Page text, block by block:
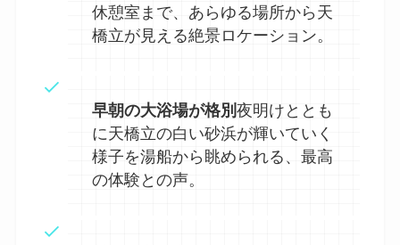
休憩室まで、あらゆる場所から天
橋立が見える絶景ロケーション。
早朝の大浴場が格別 夜明けととも
に天橋立の白い砂浜が輝いていく
様子を湯船から眺められる、最高
の体験との声。